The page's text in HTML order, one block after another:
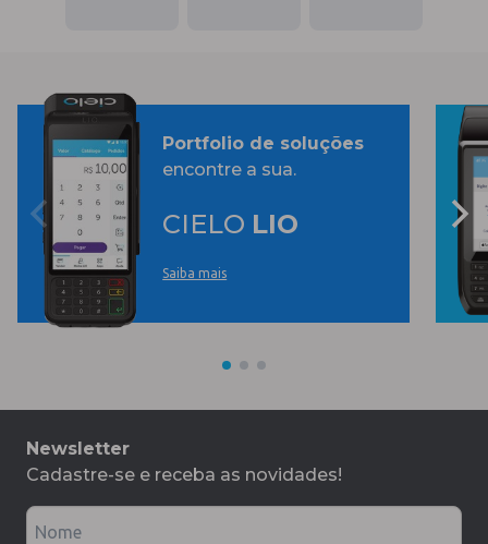
Portfolio de soluções
encontre a sua.
CIELO LIO
Saiba mais
Newsletter
Cadastre-se e receba as novidades!
Nome